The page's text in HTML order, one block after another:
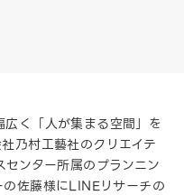
く「人が集まる空間」を
乃村工藝社のクリエイテ
ンター所属のプランニン
佐藤様にLINEリサーチの